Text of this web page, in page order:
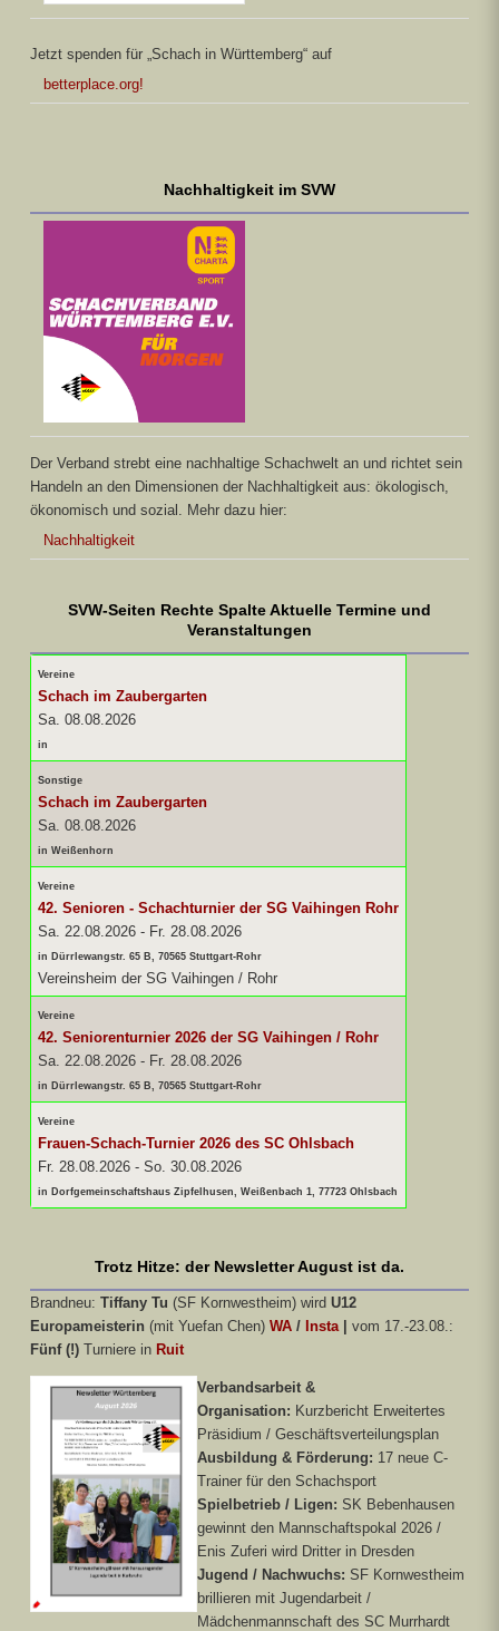
Jetzt spenden für „Schach in Württemberg“ auf
betterplace.org!
Nachhaltigkeit im SVW
Der Verband strebt eine nachhaltige Schachwelt an und richtet sein
Handeln an den Dimensionen der Nachhaltigkeit aus: ökologisch,
ökonomisch und sozial. Mehr dazu hier:
Nachhaltigkeit
SVW-Seiten Rechte Spalte Aktuelle Termine und
Veranstaltungen
Vereine
Schach im Zaubergarten
Sa. 08.08.2026
in
Sonstige
Schach im Zaubergarten
Sa. 08.08.2026
in Weißenhorn
Vereine
42. Senioren - Schachturnier der SG Vaihingen Rohr
Sa. 22.08.2026 - Fr. 28.08.2026
in Dürrlewangstr. 65 B, 70565 Stuttgart-Rohr
Vereinsheim der SG Vaihingen / Rohr
Vereine
42. Seniorenturnier 2026 der SG Vaihingen / Rohr
Sa. 22.08.2026 - Fr. 28.08.2026
in Dürrlewangstr. 65 B, 70565 Stuttgart-Rohr
Vereine
Frauen-Schach-Turnier 2026 des SC Ohlsbach
Fr. 28.08.2026 - So. 30.08.2026
in Dorfgemeinschaftshaus Zipfelhusen, Weißenbach 1, 77723 Ohlsbach
Trotz Hitze: der Newsletter August ist da.
Brandneu: Tiffany Tu (SF Kornwestheim) wird U12
Europameisterin (mit Yuefan Chen) WA / Insta
vom 17.-23.08.:
Fünf (!) Turniere in Ruit
Verbandsarbeit &
Organisation: Kurzbericht Erweitertes
Präsidium / Geschäftsverteilungsplan
Ausbildung & Förderung: 17 neue C-
Trainer für den Schachsport
Spielbetrieb / Ligen: SK Bebenhausen
gewinnt den Mannschaftspokal 2026 /
Enis Zuferi wird Dritter in Dresden
Jugend / Nachwuchs: SF Kornwestheim
brillieren mit Jugendarbeit /
Mädchenmannschaft des SC Murrhardt